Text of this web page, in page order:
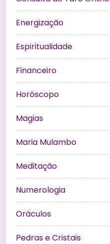
Energização
Espiritualidade
Financeiro
Horóscopo
Magias
Maria Mulambo
Meditação
Numerologia
Oráculos
Pedras e Cristais